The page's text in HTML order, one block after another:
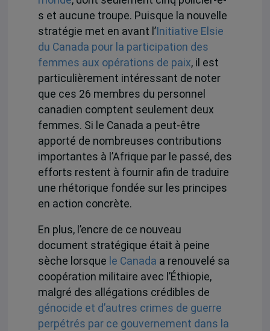
s et aucune troupe. Puisque la nouvelle
stratégie met en avant l’Initiative Elsie
du Canada pour la participation des
femmes aux opérations de paix, il est
particulièrement intéressant de noter
que ces 26 membres du personnel
canadien comptent seulement deux
femmes. Si le Canada a peut-être
apporté de nombreuses contributions
importantes à l’Afrique par le passé, des
efforts restent à fournir afin de traduire
une rhétorique fondée sur les principes
en action concrète.
En plus, l’encre de ce nouveau
document stratégique était à peine
sèche lorsque le Canada a renouvelé sa
coopération militaire avec l’Éthiopie,
malgré des allégations crédibles de
génocide et d’autres crimes de guerre
perpétrés par ce gouvernement dans la